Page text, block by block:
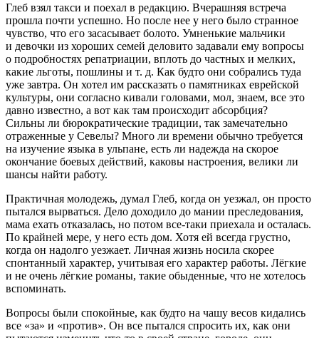
Глеб взял такси и поехал в редакцию. Вчерашняя встреча
прошла почти успешно. Но после нее у него было странное
чувство, что его засасывает болото. Умненькие мальчики
и девочки из хороших семей деловито задавали ему вопросы
о подробностях репатриации, вплоть до частных и мелких,
какие льготы, пошлины и т. д. Как будто они собрались туда
уже завтра. Он хотел им рассказать о памятниках еврейской
культуры, они согласно кивали головами, мол, знаем, все это
давно известно, а вот как там происходит абсорбция?
Cильны ли бюрократические традиции, так замечательно
отраженные у Севелы? Много ли времени обычно требуется
на изучение языка в ульпане, есть ли надежда на скорое
окончание боевых действий, каковы настроения, велики ли
шансы найти работу.
Практичная молодежь, думал Глеб, когда он уезжал, он просто
пытался вырваться. Дело доходило до мании преследования,
мама ехать отказалась, но потом все-таки приехала и осталась.
По крайней мере, у него есть дом. Хотя ей всегда грустно,
когда он надолго уезжает. Личная жизнь носила скорее
спонтанный характер, учитывая его характер работы. Лёгкие
и не очень лёгкие романы, такие обыденные, что не хотелось
вспоминать.
Вопросы были спокойные, как будто на чашу весов кидались
все «за» и «против». Он все пытался спросить их, как они